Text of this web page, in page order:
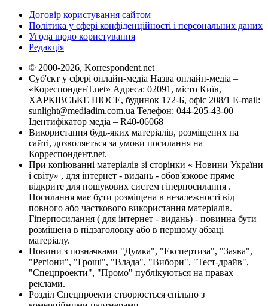
Договір користування сайтом
Політика у сфері конфіденційності і персональних даних
Угода щодо користування
Редакція
© 2000-2026, Korrespondent.net
Суб'єкт у сфері онлайн-медіа Назва онлайн-медіа –
«КореспонденТ.net» Адреса: 02091, місто Київ,
ХАРКІВСЬКЕ ШОСЕ, будинок 172-Б, офіс 208/1 E-mail:
sunlight@mediadim.com.ua Телефон: 044-205-43-00
Ідентифікатор медіа – R40-06068
Використання будь-яких матеріалів, розміщених на
сайті, дозволяється за умови посилання на
Корреспондент.net.
При копіюванні матеріалів зі сторінки « Новини України
і світу» , для інтернет - видань - обов'язкове пряме
відкрите для пошукових систем гіперпосилання .
Посилання має бути розміщена в незалежності від
повного або часткового використання матеріалів.
Гіперпосилання ( для інтернет - видань) - повинна бути
розміщена в підзаголовку або в першому абзаці
матеріалу.
Новини з позначками "Думка", "Експертиза", "Заява",
"Регіони", "Гроші", "Влада", "Вибори", "Тест-драйв",
"Спецпроекти", "Промо" публікуються на правах
реклами.
Розділ Спецпроекти створюється спільно з